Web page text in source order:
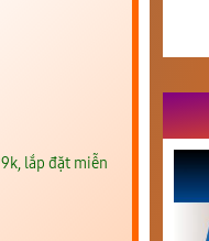
lắp đặt miễn